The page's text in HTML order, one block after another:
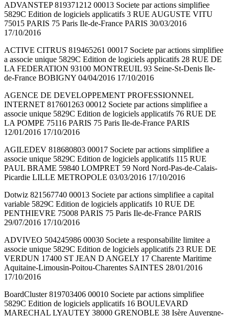
ADVANSTEP 819371212 00013 Societe par actions simplifiee
5829C Edition de logiciels applicatifs 3 RUE AUGUSTE VITU
75015 PARIS 75 Paris Ile-de-France PARIS 30/03/2016
17/10/2016
ACTIVE CITRUS 819465261 00017 Societe par actions simplifiee
a associe unique 5829C Edition de logiciels applicatifs 28 RUE DE
LA FEDERATION 93100 MONTREUIL 93 Seine-St-Denis Ile-
de-France BOBIGNY 04/04/2016 17/10/2016
AGENCE DE DEVELOPPEMENT PROFESSIONNEL
INTERNET 817601263 00012 Societe par actions simplifiee a
associe unique 5829C Edition de logiciels applicatifs 76 RUE DE
LA POMPE 75116 PARIS 75 Paris Ile-de-France PARIS
12/01/2016 17/10/2016
AGILEDEV 818680803 00017 Societe par actions simplifiee a
associe unique 5829C Edition de logiciels applicatifs 115 RUE
PAUL BRAME 59840 LOMPRET 59 Nord Nord-Pas-de-Calais-
Picardie LILLE METROPOLE 03/03/2016 17/10/2016
Dotwiz 821567740 00013 Societe par actions simplifiee a capital
variable 5829C Edition de logiciels applicatifs 10 RUE DE
PENTHIEVRE 75008 PARIS 75 Paris Ile-de-France PARIS
29/07/2016 17/10/2016
ADVIVEO 504245986 00030 Societe a responsabilite limitee a
associe unique 5829C Edition de logiciels applicatifs 23 RUE DE
VERDUN 17400 ST JEAN D ANGELY 17 Charente Maritime
Aquitaine-Limousin-Poitou-Charentes SAINTES 28/01/2016
17/10/2016
BoardCluster 819703406 00010 Societe par actions simplifiee
5829C Edition de logiciels applicatifs 16 BOULEVARD
MARECHAL LYAUTEY 38000 GRENOBLE 38 Isère Auvergne-